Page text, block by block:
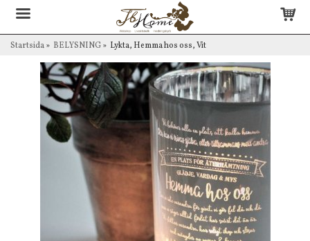
Startsida» BELYSNING» Lykta, Hemma hos oss, Vit